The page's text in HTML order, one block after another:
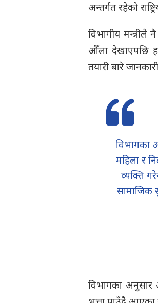
अन्तर्गत रहेको
विभागीय मन्त्रीले
औँला देखाएपछि
तयारी बारे
विभागका
महिला र
व्यक्ति
सामाजिक
विभागका अनुसार